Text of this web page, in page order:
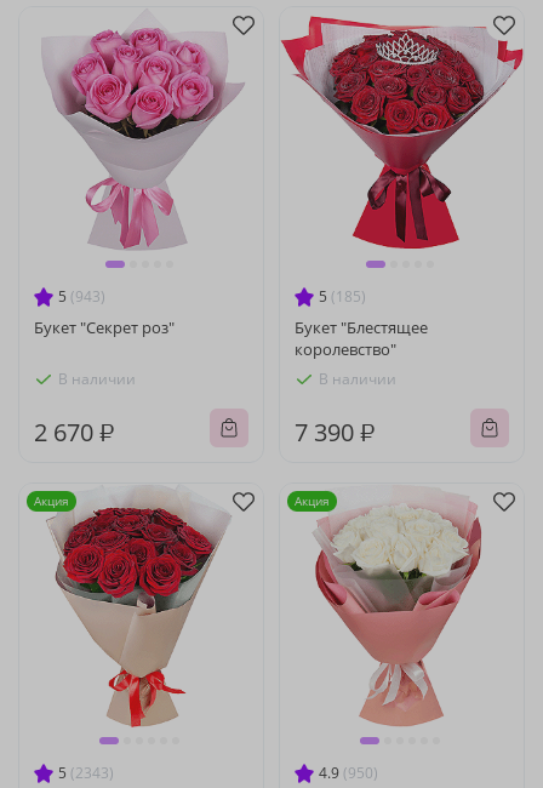
5 (943)
Букет "Секрет роз"
В наличии
2 670 ₽
5 (185)
Букет "Блестящее
королевство"
В наличии
7 390 ₽
5 (2343)
Акция
4.9 (950)
Акция